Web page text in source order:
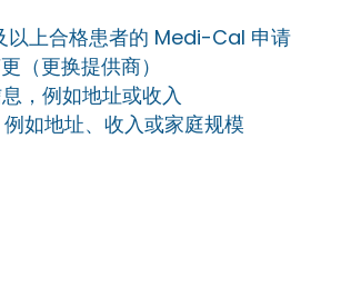
以上合格患者的 Medi-Cal 申请
（更换提供商）
，例如地址或收入
如地址、收入或家庭规模